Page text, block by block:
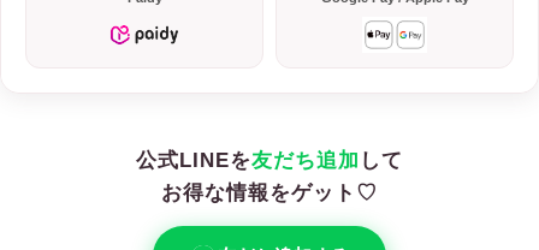
公式LINEを友だち追加 して
お得な情報をゲット♡